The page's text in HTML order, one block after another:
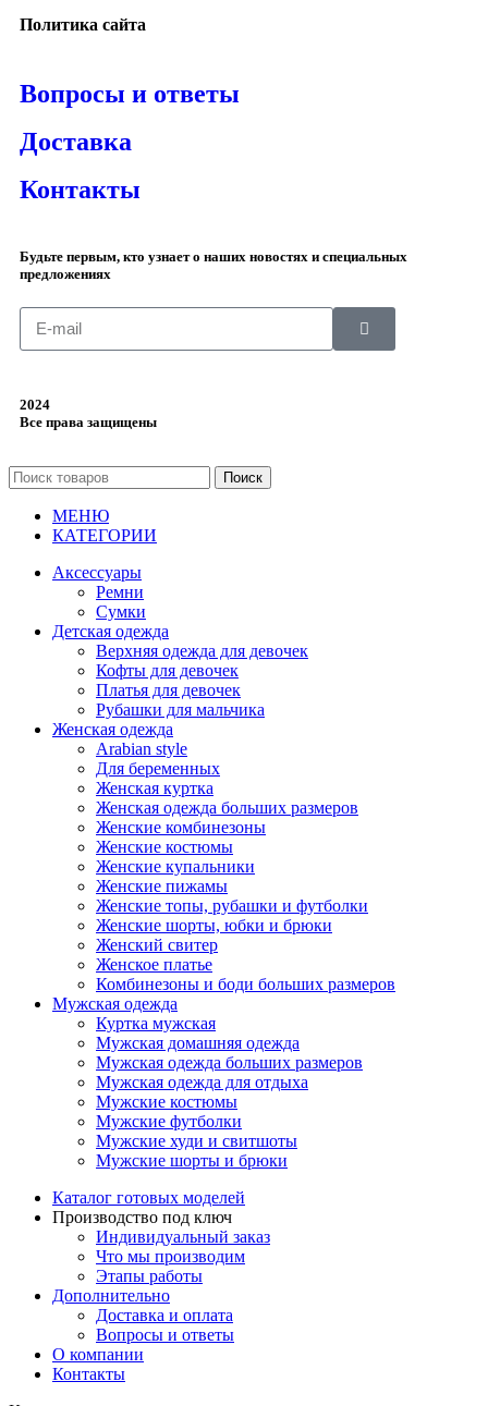
Политика сайта
Вопросы и ответы
Доставка
Контакты
Будьте первым, кто узнает о наших новостях и специальных
предложениях
2024
Все права защищены
Поиск
МЕНЮ
КАТЕГОРИИ
Аксессуары
Ремни
Сумки
Детская одежда
Верхняя одежда для девочек
Кофты для девочек
Платья для девочек
Рубашки для мальчика
Женская одежда
Arabian style
Для беременных
Женская куртка
Женская одежда больших размеров
Женские комбинезоны
Женские костюмы
Женские купальники
Женские пижамы
Женские топы, рубашки и футболки
Женские шорты, юбки и брюки
Женский свитер
Женское платье
Комбинезоны и боди больших размеров
Мужская одежда
Куртка мужская
Мужская домашняя одежда
Мужская одежда больших размеров
Мужская одежда для отдыха
Мужские костюмы
Мужские футболки
Мужские худи и свитшоты
Мужские шорты и брюки
Каталог готовых моделей
Производство под ключ
Индивидуальный заказ
Что мы производим
Этапы работы
Дополнительно
Доставка и оплата
Вопросы и ответы
О компании
Контакты